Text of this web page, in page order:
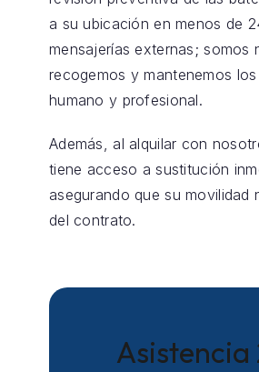
a su ubicación en menos de
mensajerías externas; somos
recogemos y mantenemos
humano y profesional.
Además, al alquilar con
tiene acceso a sustitución
asegurando que su
del contrato.
Asistencia